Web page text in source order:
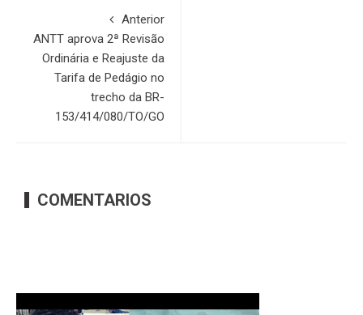
Anterior
ANTT aprova 2ª Revisão
Ordinária e Reajuste da
Tarifa de Pedágio no
trecho da BR-
153/414/080/TO/GO
COMENTARIOS